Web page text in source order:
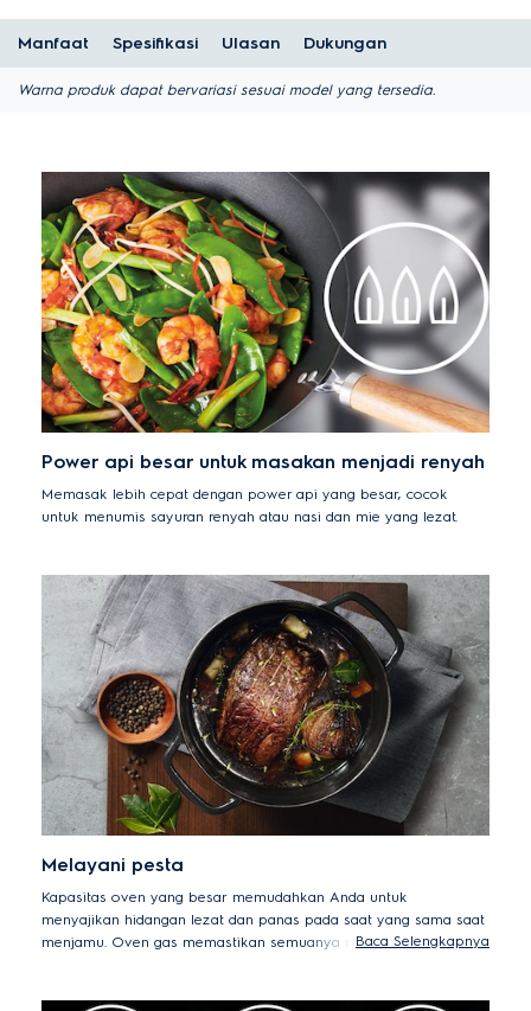
Manfaat Spesifikasi Ulasan Dukungan
Warna produk dapat bervariasi sesuai model yang tersedia.
Power api besar untuk masakan menjadi renyah
Memasak lebih cepat dengan power api yang besar, cocok
untuk menumis sayuran renyah atau nasi dan mie yang lezat.
Melayani pesta
Kapasitas oven yang besar memudahkan Anda untuk
menyajikan hidangan lezat dan panas pada saat yang sama saat
menjamu. Oven gas memastikan semuanya mulai dari ayam
Baca Selengkapnya